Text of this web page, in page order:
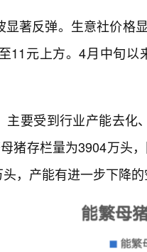
显著反弹。生意社价格
11元上方。4月中旬
主要受到行业产能去
猪存栏量为3904万头
，产能有进一步下降